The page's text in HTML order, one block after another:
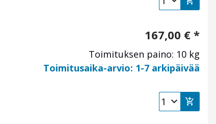
167,00 € *
Toimituksen paino: 10 kg
Toimitusaika-arvio: 1-7 arkipäivää